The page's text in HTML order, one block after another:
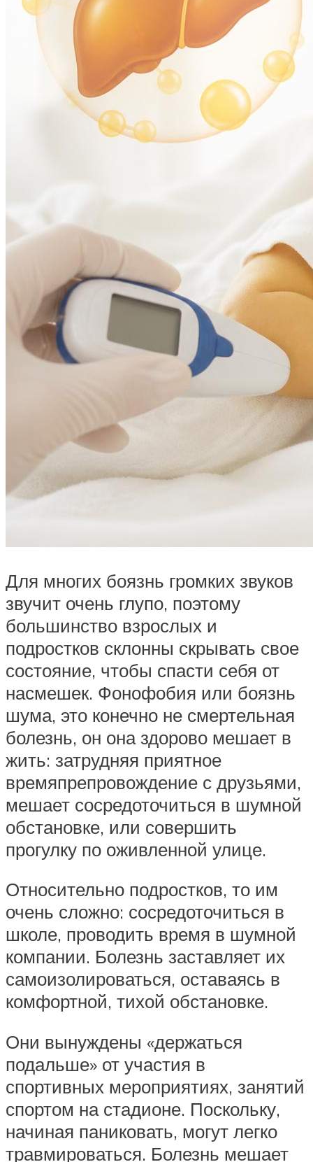
Для многих боязнь громких звуков
звучит очень глупо, поэтому
большинство взрослых и
подростков склонны скрывать свое
состояние, чтобы спасти себя от
насмешек. Фонофобия или боязнь
шума, это конечно не смертельная
болезнь, он она здорово мешает в
жить: затрудняя приятное
времяпрепровождение с друзьями,
мешает сосредоточиться в шумной
обстановке, или совершить
прогулку по оживленной улице.
Относительно подростков, то им
очень сложно: сосредоточиться в
школе, проводить время в шумной
компании. Болезнь заставляет их
самоизолироваться, оставаясь в
комфортной, тихой обстановке.
Они вынуждены «держаться
подальше» от участия в
спортивных мероприятиях, занятий
спортом на стадионе. Поскольку,
начиная паниковать, могут легко
травмироваться. Болезнь мешает